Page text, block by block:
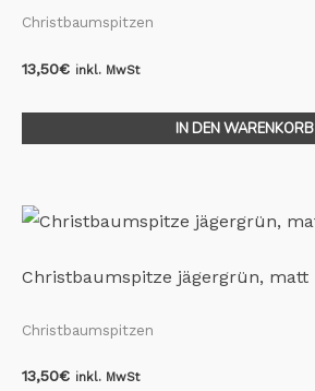
Christbaumspitzen
13,50€ inkl. MwSt
IN DEN WARENKORB
Christbaumspitze jägergrün, matt
Christbaumspitzen
13,50€ inkl. MwSt